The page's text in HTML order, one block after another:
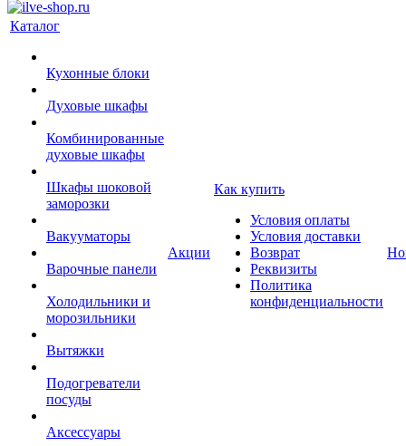
Каталог
Кухонные блоки
Духовые шкафы
Комбинированные
духовые шкафы
Шкафы шоковой
заморозки
Вакууматоры
Варочные панели
Холодильники и
морозильники
Вытяжки
Подогреватели
посуды
Аксессуары
Акции
Как купить
Условия оплаты
Условия доставки
Возврат
Реквизиты
Политика
конфиденциальности